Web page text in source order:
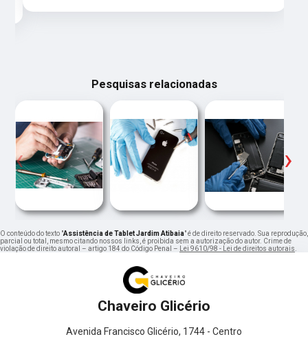
Pesquisas relacionadas
‹ ›
O conteúdo do texto "Assistência de Tablet Jardim Atibaia" é de direito reservado. Sua reprodução,
parcial ou total, mesmo citando nossos links, é proibida sem a autorização do autor. Crime de
violação de direito autoral – artigo 184 do Código Penal – Lei 9610/98 - Lei de direitos autorais.
Chaveiro Glicério
Avenida Francisco Glicério, 1744 - Centro